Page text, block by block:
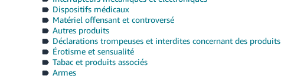
Dispositifs médicaux
Matériel offensant et controversé
Autres produits
Déclarations trompeuses et interdites concernant des produits
Érotisme et sensualité
Tabac et produits associés
Armes